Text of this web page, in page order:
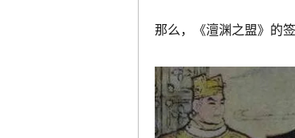
那么，《澶渊之盟》的